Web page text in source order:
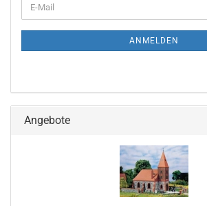
ZUR
E-
Mail
ANMELDEN
Angebote